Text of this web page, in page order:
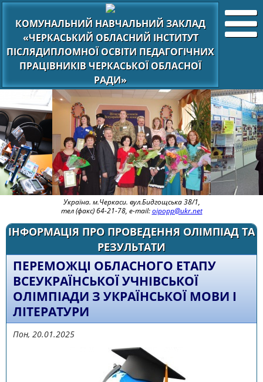
КОМУНАЛЬНИЙ НАВЧАЛЬНИЙ ЗАКЛАД
«ЧЕРКАСЬКИЙ ОБЛАСНИЙ ІНСТИТУТ
ПІСЛЯДИПЛОМНОЇ ОСВІТИ ПЕДАГОГІЧНИХ
ПРАЦІВНИКІВ ЧЕРКАСЬКОЇ ОБЛАСНОЇ
РАДИ»
Україна. м.Черкаси. вул.Бидгощська 38/1,
тел (факс) 64-21-78, e-mail:oipopp@ukr.net
ІНФОРМАЦІЯ ПРО ПРОВЕДЕННЯ ОЛІМПІАД ТА
РЕЗУЛЬТАТИ
ПЕРЕМОЖЦІ ОБЛАСНОГО ЕТАПУ
ВСЕУКРАЇНСЬКОЇ УЧНІВСЬКОЇ
ОЛІМПІАДИ З УКРАЇНСЬКОЇ МОВИ І
ЛІТЕРАТУРИ
Пон, 20.01.2025